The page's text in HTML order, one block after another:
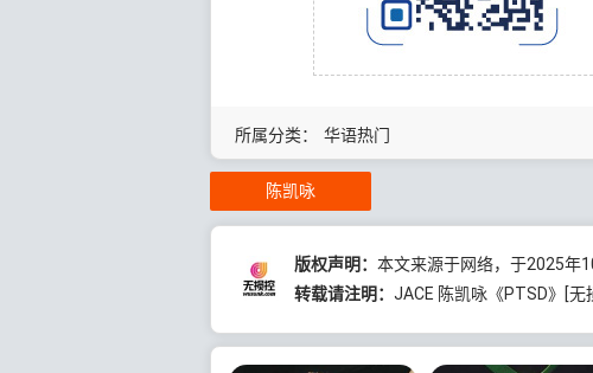
所属分类： 华语热门
陈凯咏
版权声明： 本文来源于网络，于2025年
转载请注明： JACE 陈凯咏《PTSD》[